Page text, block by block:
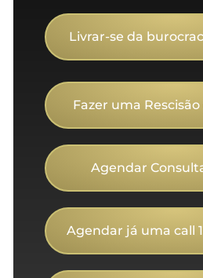
Livrar-se da
Fazer uma
Agendar
Agendar já uma call